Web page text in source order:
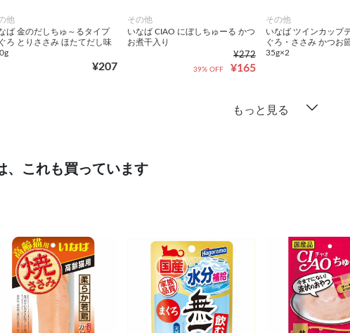
他
ば 金のだしちゅ～るタイプ
ろ とりささみ ほたてだし味
¥207
その他
いなば CIAO にぼしちゅーる かつ
お煮干入り
¥272
¥165
39% OFF
その他
いなば ツインカップ
ぐろ・ささみ かつお
35g×2
もっと見る
、これも買っています